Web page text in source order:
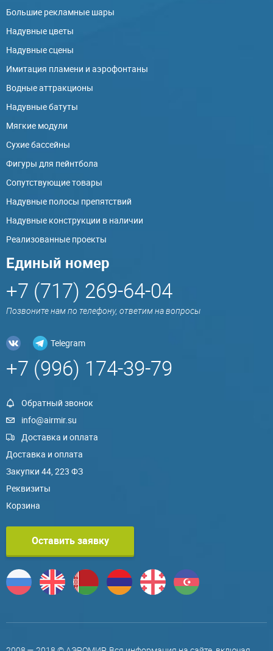
Большие рекламные шары
Надувные цветы
Надувные сцены
Имитация пламени и аэрофонтаны
Водные аттракционы
Надувные батуты
Мягкие модули
Сухие бассейны
Фигуры для пейнтбола
Сопутствующие товары
Надувные полосы препятствий
Надувные конструкции в наличии
Реализованные проекты
Единый номер
+7 (717) 269-64-04
Позвоните нам по телефону, ответим на вопросы
Telegram
+7 (996) 174-39-79
Обратный звонок
info@airmir.su
Доставка и оплата
Доставка и оплата
Закупки 44, 223 ФЗ
Реквизиты
Корзина
Оставить заявку